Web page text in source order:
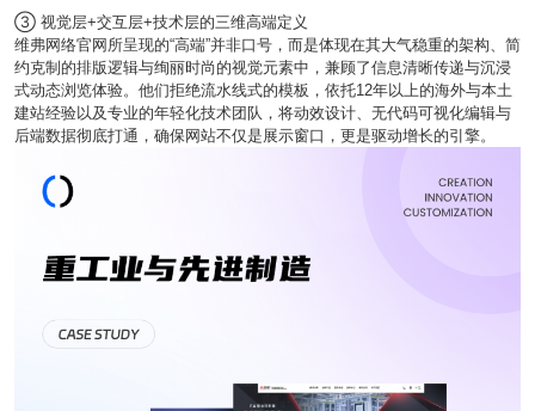
③ 视觉层+交互层+技术层的三维高端定义
维弗网络官网所呈现的“高端”并非口号，而是体现在其大气稳重的架构、简
约克制的排版逻辑与绚丽时尚的视觉元素中，兼顾了信息清晰传递与沉浸
式动态浏览体验。他们拒绝流水线式的模板，依托12年以上的海外与本土
建站经验以及专业的年轻化技术团队，将动效设计、无代码可视化编辑与
后端数据彻底打通，确保网站不仅是展示窗口，更是驱动增长的引擎。